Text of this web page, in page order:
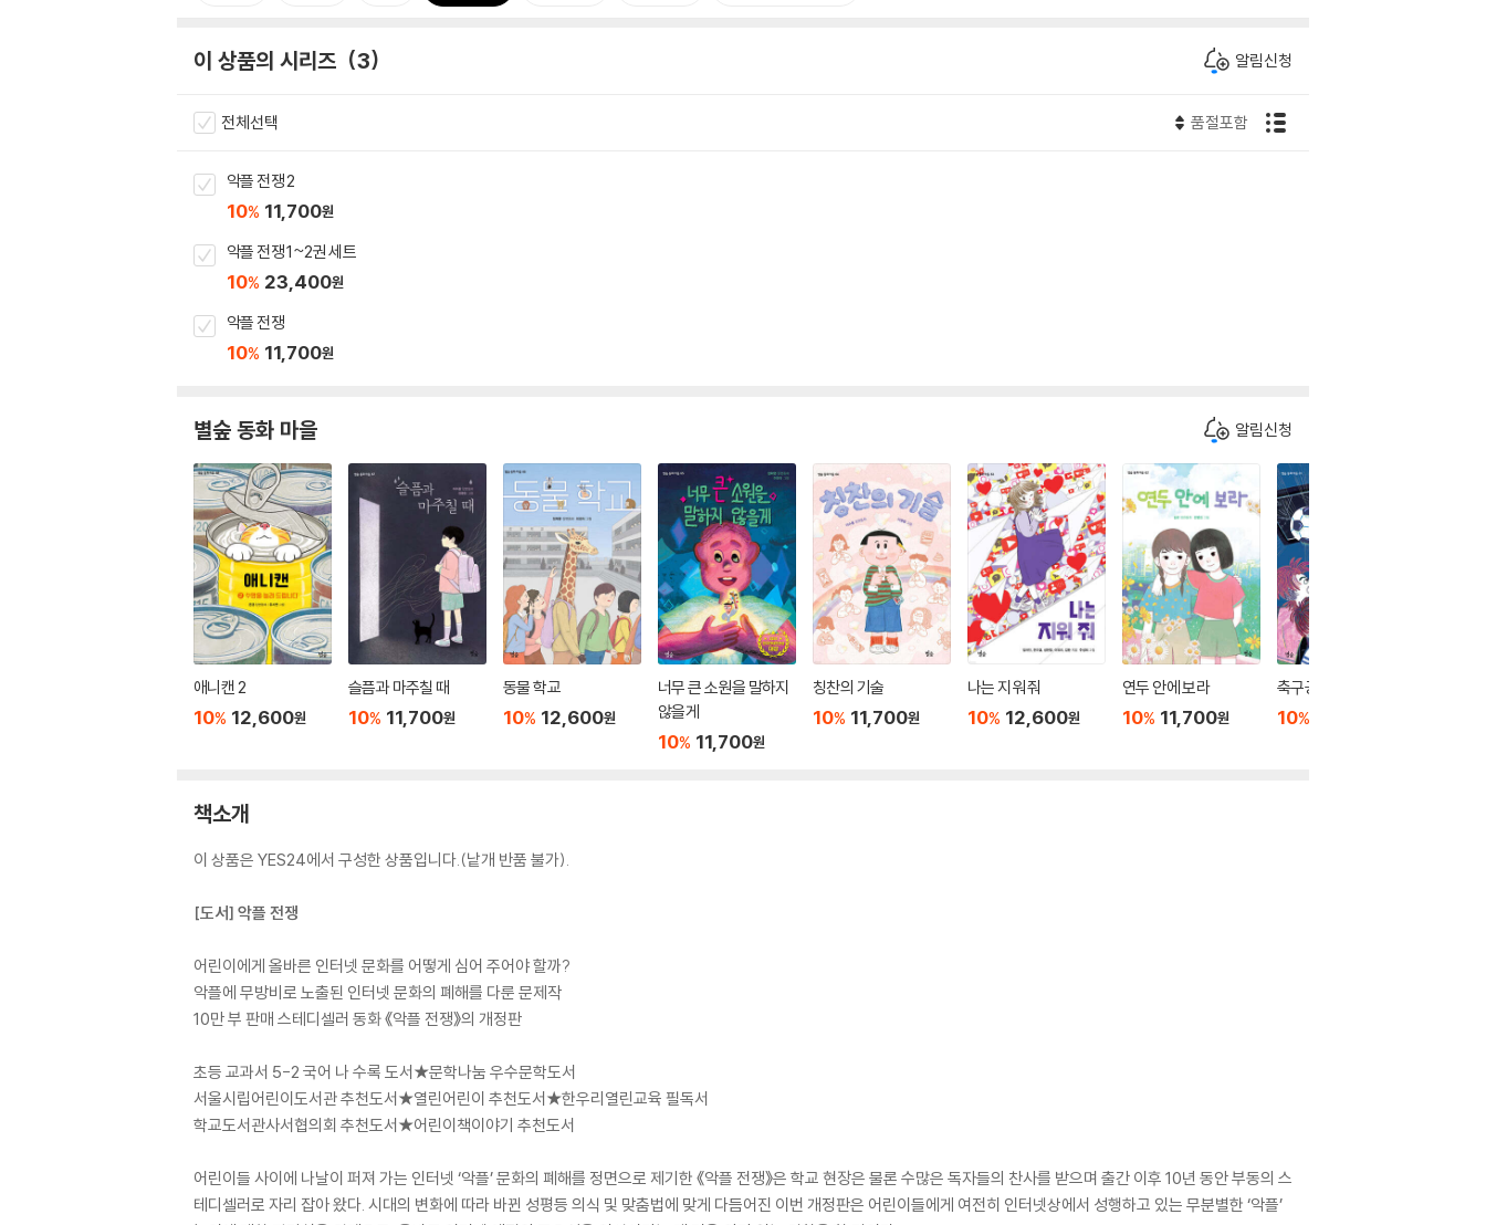
이 상품의 시리즈 3 알림신청
전체선택 품절포함
악플 전쟁 2
10% 11,700원
악플 전쟁 1~2권 세트
10% 23,400원
악플 전쟁
10% 11,700원
별숲 동화 마을 알림신청
애니캔 2
10% 12,600원
슬픔과 마주칠 때
10% 11,700원
동물 학교
10% 12,600원
너무 큰 소원을 말하지
않을게
10% 11,700원
칭찬의 기술
10% 11,700원
나는 지워 줘
10% 12,600원
연두 안에 보라
10% 11,700원
축구공을 누가 찼을까
10%
책소개
이 상품은 YES24에서 구성한 상품입니다.(낱개 반품 불가).
[도서] 악플 전쟁
어린이에게 올바른 인터넷 문화를 어떻게 심어 주어야 할까?
악플에 무방비로 노출된 인터넷 문화의 폐해를 다룬 문제작
10만 부 판매 스테디셀러 동화 《악플 전쟁》의 개정판
초등 교과서 5-2 국어 나 수록 도서★문학나눔 우수문학도서
서울시립어린이도서관 추천도서★열린어린이 추천도서★한우리열린교육 필독서
학교도서관사서협의회 추천도서★어린이책이야기 추천도서
어린이들 사이에 나날이 퍼져 가는 인터넷 ‘악플’ 문화의 폐해를 정면으로 제기한 《악플 전쟁》은 학교 현장은 물론 수많은 독자들의 찬사를 받으며 출간 이후 10년 동안 부동의 스
테디셀러로 자리 잡아 왔다. 시대의 변화에 따라 바뀐 성평등 의식 및 맞춤법에 맞게 다듬어진 이번 개정판은 어린이들에게 여전히 인터넷상에서 성행하고 있는 무분별한 ‘악플’